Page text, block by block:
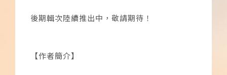
後期輯次陸續推出中，敬請期待！
【作者簡介】